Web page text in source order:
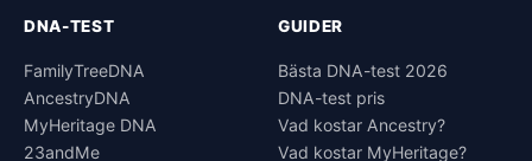
DNA-TEST
FamilyTreeDNA
AncestryDNA
MyHeritage DNA
23andMe
GUIDER
Bästa DNA-test 2026
DNA-test pris
Vad kostar Ancestry?
Vad kostar MyHeritage?